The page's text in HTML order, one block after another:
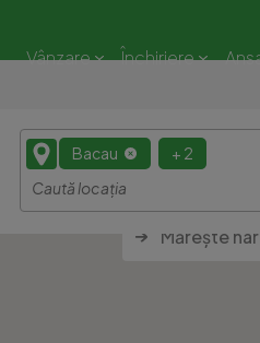
Vânzare Închiriere
Bacau + 2
Mărește